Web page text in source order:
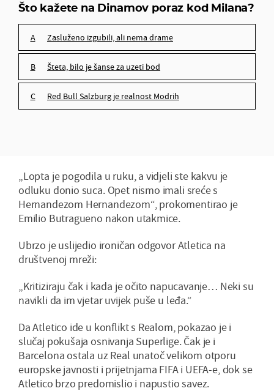
Što kažete na Dinamov poraz kod Milana?
Zasluženo izgubili, ali nema drame
Šteta, bilo je šanse za uzeti bod
Red Bull Salzburg je realnost Modrih
„Lopta je pogodila u ruku, a vidjeli ste kakvu je
odluku donio suca. Opet nismo imali sreće s
Hernandezom Hernandezom“, prokomentirao je
Emilio Butragueno nakon utakmice.
Ubrzo je uslijedio ironičan odgovor Atletica na
društvenoj mreži:
„Kritiziraju čak i kada je očito napucavanje… Neki su
navikli da im vjetar uvijek puše u leđa.“
Da Atletico ide u konflikt s Realom, pokazao je i
slučaj pokušaja osnivanja Superlige. Čak je i
Barcelona ostala uz Real unatoč velikom otporu
europske javnosti i prijetnjama FIFA i UEFA-e, dok se
Atletico brzo predomislio i napustio savez.